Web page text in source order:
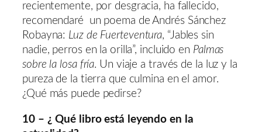
recientemente, por desgracia, ha fallecido,
recomendaré un poema de Andrés Sánchez
Robayna: Luz de Fuerteventura, “Jables sin
nadie, perros en la orilla”, incluido en Palmas
sobre la losa fría. Un viaje a través de la luz y la
pureza de la tierra que culmina en el amor.
¿Qué más puede pedirse?
10 – ¿ Qué libro está leyendo en la